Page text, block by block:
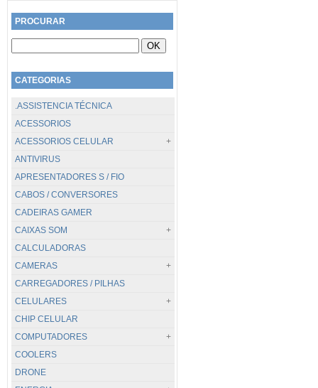
PROCURAR
CATEGORIAS
.ASSISTENCIA TÉCNICA
ACESSORIOS
ACESSORIOS CELULAR
TODOS...
CABOS / CARREGADORES
POWER BANK
SUPORTES
ANTIVIRUS
APRESENTADORES S / FIO
CABOS / CONVERSORES
CADEIRAS GAMER
CAIXAS SOM
TODOS...
.PC / BLUETOOTH
JBL
CALCULADORAS
CAMERAS
TODOS...
DIGITAIS
GOPRO / GOAL PRO
VIGILANCIA
WEBCAM
CARREGADORES / PILHAS
CELULARES
TODOS...
APPLE
CATERPILLAR
HUAWEI
CHIP CELULAR
COMPUTADORES
TODOS...
DESKTOP
COOLERS
DRONE